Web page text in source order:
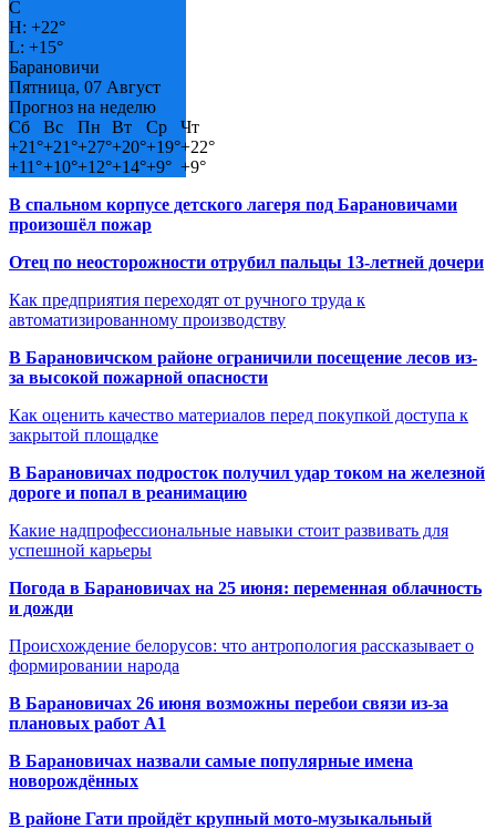
C
H: +22°
L: +15°
Барановичи
Пятница, 07 Август
Прогноз на неделю
Сб
Вс Пн Вт Ср
Чт
+21°+21°+27°+20°+19°+22°
+11°+10°+12°+14°+9° +9°
В спальном корпусе детского лагеря под Барановичами
произошёл пожар
Отец по неосторожности отрубил пальцы 13-летней дочери
Как предприятия переходят от ручного труда к
автоматизированному производству
В Барановичском районе ограничили посещение лесов из-
за высокой пожарной опасности
Как оценить качество материалов перед покупкой доступа к
закрытой площадке
В Барановичах подросток получил удар током на железной
дороге и попал в реанимацию
Какие надпрофессиональные навыки стоит развивать для
успешной карьеры
Погода в Барановичах на 25 июня: переменная облачность
и дожди
Происхождение белорусов: что антропология рассказывает о
формировании народа
В Барановичах 26 июня возможны перебои связи из-за
плановых работ A1
В Барановичах назвали самые популярные имена
новорождённых
В районе Гати пройдёт крупный мото-музыкальный